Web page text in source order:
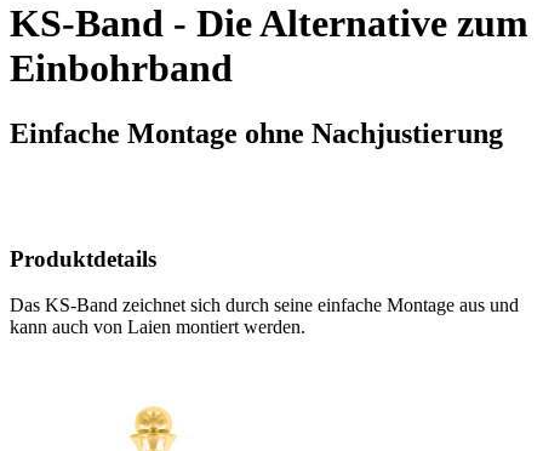
KS-Band - Die Alternative zum
Einbohrband
Einfache Montage ohne Nachjustierung
Produktdetails
Das KS-Band zeichnet sich durch seine einfache Montage aus und
kann auch von Laien montiert werden.